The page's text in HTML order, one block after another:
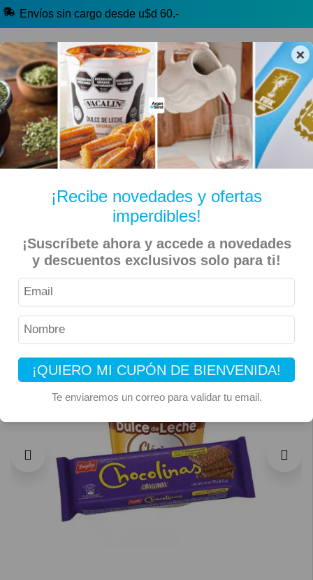
×
¡Recibe novedades y ofertas
imperdibles!
¡Suscríbete ahora y accede a novedades
y descuentos exclusivos solo para ti!
¡QUIERO MI CUPÓN DE BIENVENIDA!
Te enviaremos un correo para validar tu email.
Envíos sin cargo desde u$d 60.-
🔥 Alfajores y Golosinas
🧉 Clásicos argentinos 🏷️ Todas las categorías
Inicio Alimentos Galletitas y Bizcochitos Galletitas Dulces
Chocotorta Individual – Chocolina + la Serenísima Dulce de
Leche
26% OFF